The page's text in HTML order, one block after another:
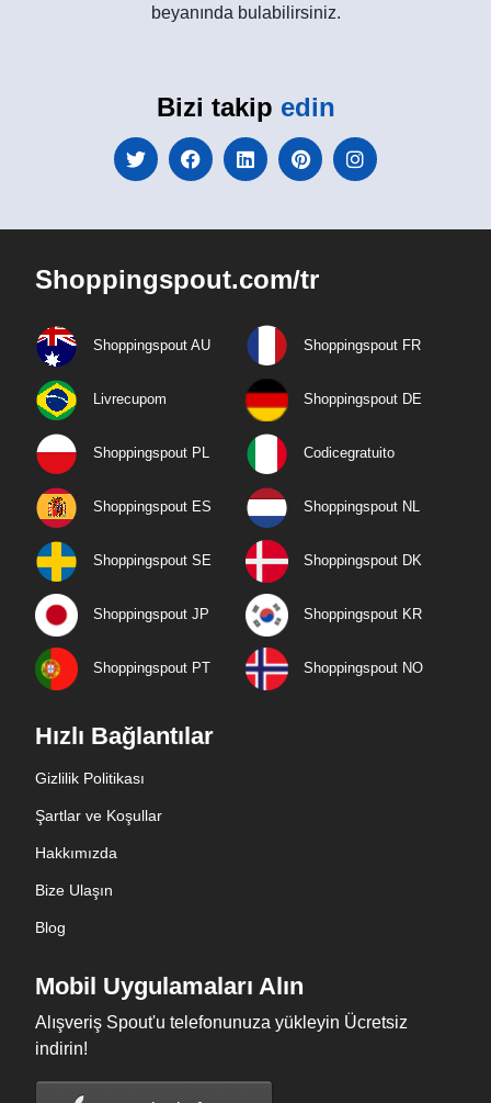
beyanında bulabilirsiniz.
Bizi takip edin
Shoppingspout.com/tr
Shoppingspout AU Shoppingspout FR
Livrecupom Shoppingspout DE
Shoppingspout PL Codicegratuito
Shoppingspout ES Shoppingspout NL
Shoppingspout SE Shoppingspout DK
Shoppingspout JP Shoppingspout KR
Shoppingspout PT Shoppingspout NO
Hızlı Bağlantılar
Gizlilik Politikası
Şartlar ve Koşullar
Hakkımızda
Bize Ulaşın
Blog
Mobil Uygulamaları Alın
Alışveriş Spout'u telefonunuza yükleyin Ücretsiz
indirin!